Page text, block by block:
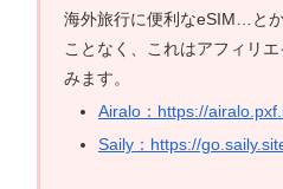
海外旅行に便利なeSIM…と
ことなく、これはアフィリ
みます。
Airalo：https://
Saily：https://